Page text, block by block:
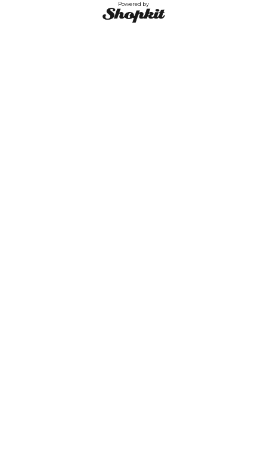
Powered by